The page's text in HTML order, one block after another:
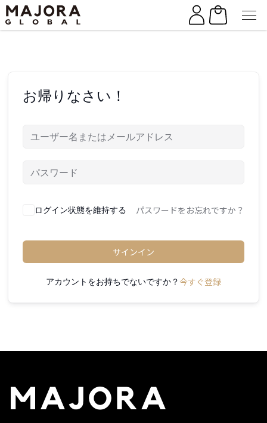
Skip
Skip
お帰りなさい！
ログイン状態を維持する パスワードをお忘れですか？
サインイン
アカウントをお持ちでないですか？ 今すぐ登録